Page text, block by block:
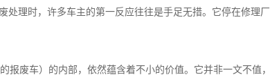
处理时，许多车主的第一反应往往是手足无措。它停在修理
报废车）的内部，依然蕴含着不小的价值。它并非一文不值